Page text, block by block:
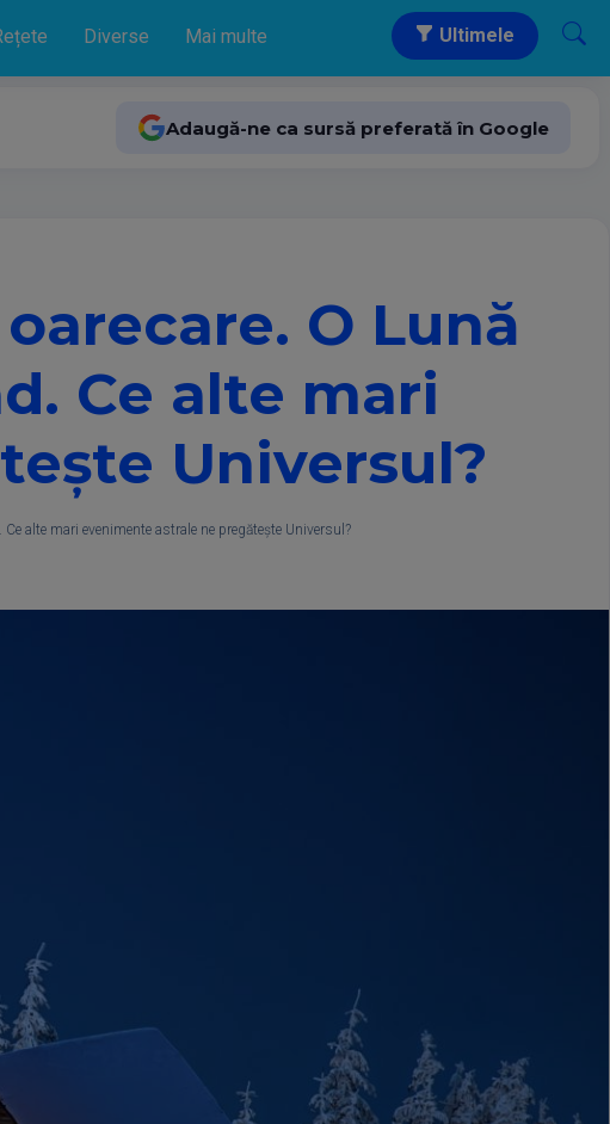
Diverse Mai multe Ultimele
Adaugă-ne ca sursă preferată în Google
O Lună
Ce alte mari
Universul?
alte mari evenimente astrale ne pregătește Universul?